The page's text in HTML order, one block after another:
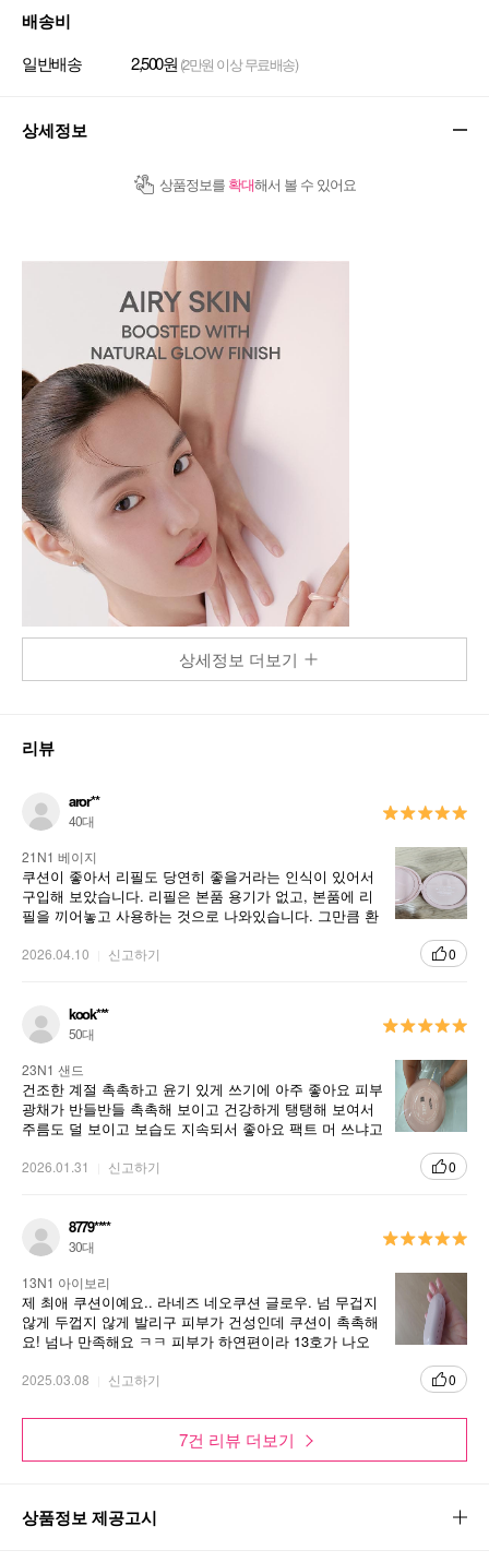
배송비
일반배송 2,500원 (2만원 이상 무료배송)
상세정보
상품정보를 확대해서 볼 수 있어요
상세정보 더보기
리뷰
aror**
40대
21N1 베이지
쿠션이 좋아서 리필도 당연히 좋을거라는 인식이 있어서
구입해 보았습니다. 리필은 본품 용기가 없고, 본품에 리
필을 끼어놓고 사용하는 것으로 나와있습니다. 그만큼 환
생각됩니다.
2026.04.10 신고하기 0
kook***
50대
23N1 샌드
건조한 계절 촉촉하고 윤기 있게 쓰기에 아주 좋아요 피부
광채가 반들반들 촉촉해 보이고 건강하게 탱탱해 보여서
주름도 덜 보이고 보습도 지속되서 좋아요 팩트 머 쓰냐고
게 만들었씀 좋겠어요 ㅜㅜ
2026.01.31 신고하기 0
8779****
30대
13N1 아이보리
제 최애 쿠션이예요.. 라네즈 네오쿠션 글로우. 넘 무겁지
않게 두껍지 않게 발리구 피부가 건성인데 쿠션이 촉촉해
요! 넘나 만족해요 ㅋㅋ 피부가 하연편이라 13호가 나오
2025.03.08 신고하기 0
7건 리뷰 더보기
상품정보 제공고시